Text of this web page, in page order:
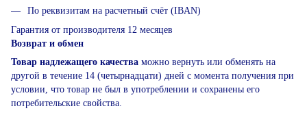
По реквизитам на расчетный счёт (IBAN)
Гарантия от производителя 12 месяцев
Возврат и обмен
Товар надлежащего качества можно вернуть или обменять на
другой в течение 14 (четырнадцати) дней с момента получения при
условии, что товар не был в употреблении и сохранены его
потребительские свойства.